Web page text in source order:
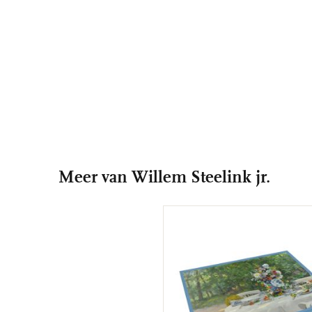
Meer van Willem Steelink jr.